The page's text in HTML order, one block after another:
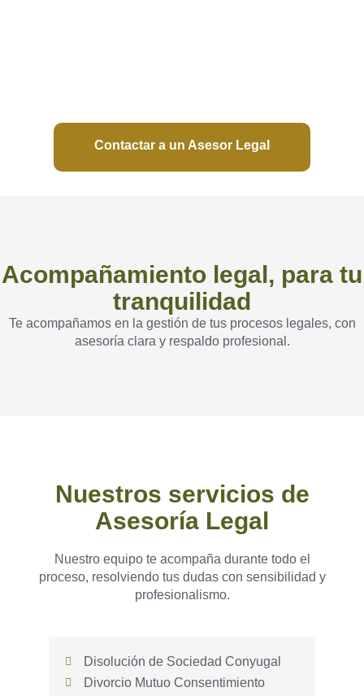
Contactar a un Asesor Legal
Acompañamiento legal, para tu
tranquilidad
Te acompañamos en la gestión de tus procesos legales, con
asesoría clara y respaldo profesional.
Nuestros servicios de
Asesoría Legal
Nuestro equipo te acompaña durante todo el
proceso, resolviendo tus dudas con sensibilidad y
profesionalismo.
Disolución de Sociedad Conyugal
Divorcio Mutuo Consentimiento